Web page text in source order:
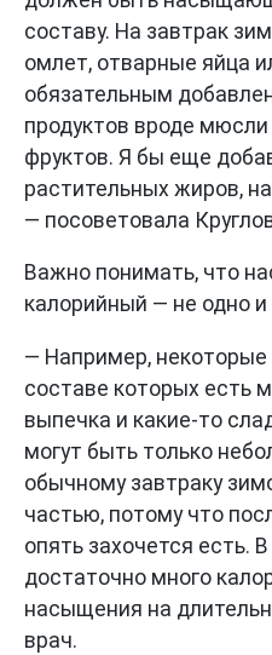
составу. На завтрак
омлет, отварные яйца
обязательным
продуктов вроде
фруктов. Я бы еще
растительных жиров,
— посоветовала
Важно понимать, что
калорийный — не одно
— Например, некоторые
составе которых есть
выпечка и какие-то
могут быть только
обычному завтраку
частью, потому что
опять захочется есть.
достаточно много
насыщения на
врач.